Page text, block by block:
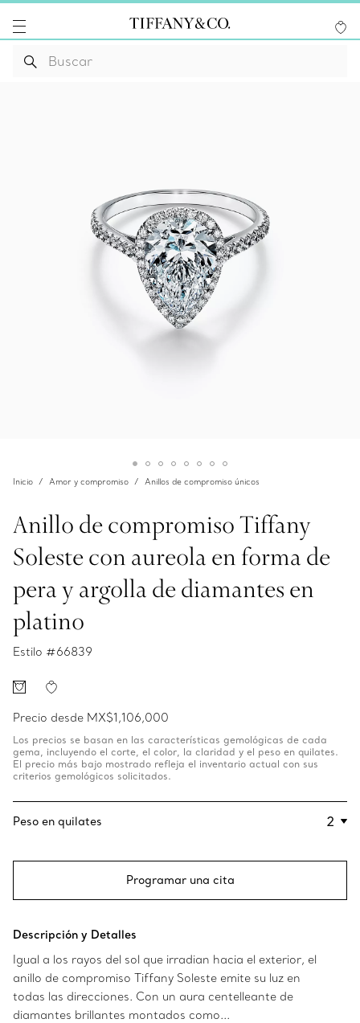
Inicio Amor y compromiso Anillos de compromiso únicos
Anillo de compromiso Tiffany
Soleste con aureola en forma de
pera y argolla de diamantes en
platino
Estilo #66839
Precio desde MX$1,106,000
Los precios se basan en las características gemológicas de cada
gema, incluyendo el corte, el color, la claridad y el peso en quilates.
El precio más bajo mostrado refleja el inventario actual con sus
criterios gemológicos solicitados.
Peso en quilates
Programar una cita
Descripción y Detalles
Igual a los rayos del sol que irradian hacia el exterior, el
anillo de compromiso Tiffany Soleste emite su luz en
todas las direcciones. Con un aura centelleante de
diamantes brillantes montados como...